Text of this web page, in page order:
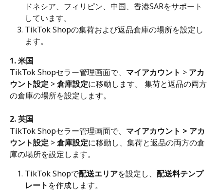
ドネシア、フィリピン、中国、香港SARをサポート
しています。
TikTok Shopの集荷および返品倉庫の場所を設定し
ます。
1. 米国
TikTok Shopセラー管理画面で、 マイアカウント > アカ
ウント設定 > 倉庫設定に移動します。 集荷と返品の両方
の倉庫の場所を設定します。
2. 英国
TikTok Shopセラー管理画面で、 マイアカウント > アカ
ウント設定 > 倉庫設定に移動し、集荷と返品の両方の倉
庫の場所を設定します。
TikTok Shopで配送エリアを設定し、 配送料テンプ
レート を作成します。